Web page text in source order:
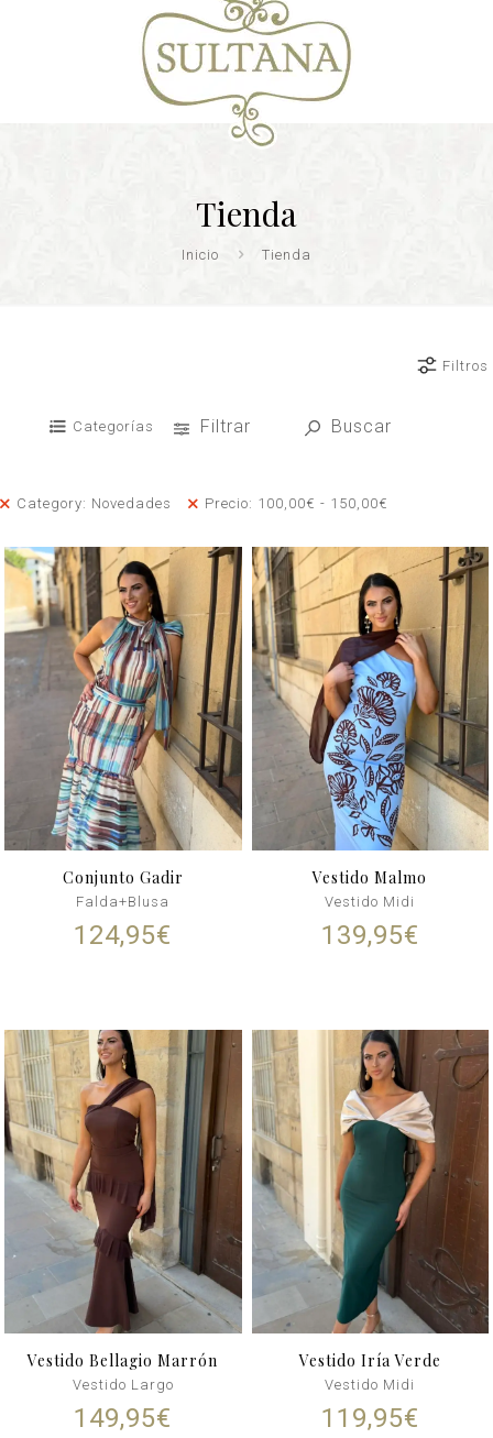
Tienda
Inicio Tienda
Filtros
Categorías Filtrar Buscar
Category: Novedades Precio: 100,00€ - 150,00€
Conjunto Gadir
Falda+Blusa
124,95€
Vestido Malmo
Vestido Midi
139,95€
Vestido Bellagio Marrón
Vestido Largo
149,95€
Vestido Iría Verde
Vestido Midi
119,95€